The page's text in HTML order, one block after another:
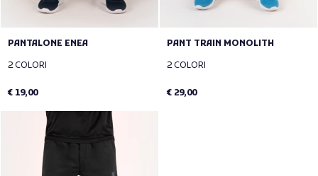
PANTALONE ENEA
2 COLORI
€ 19,00
PANT TRAIN MONOLITH
2 COLORI
€ 29,00